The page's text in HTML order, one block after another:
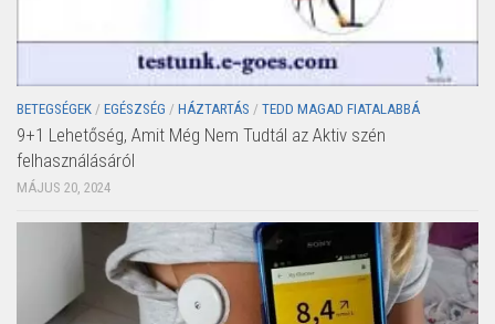
BETEGSÉGEK / EGÉSZSÉG / HÁZTARTÁS / TEDD MAGAD FIATALABBÁ
9+1 Lehetőség, Amit Még Nem Tudtál az Aktiv szén
felhasználásáról
MÁJUS 20, 2024